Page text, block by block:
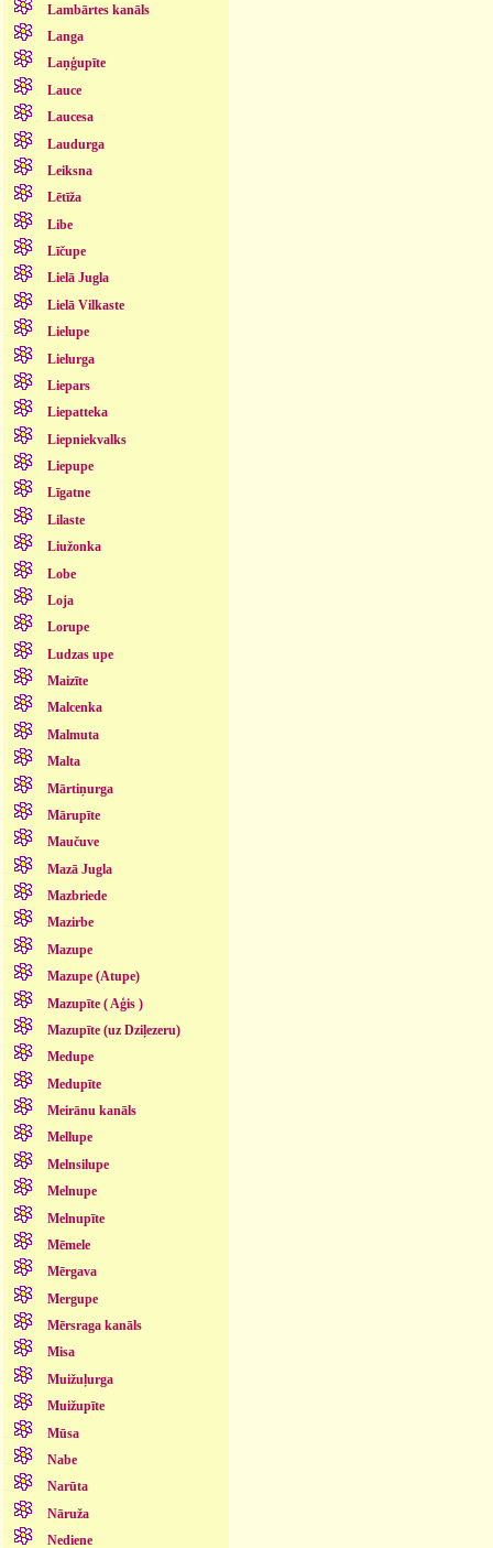
Lambārtes kanāls
Langa
Laņģupīte
Lauce
Laucesa
Laudurga
Leiksna
Lētīža
Libe
Līčupe
Lielā Jugla
Lielā Vilkaste
Lielupe
Lielurga
Liepars
Liepatteka
Liepniekvalks
Liepupe
Līgatne
Lilaste
Liužonka
Lobe
Loja
Lorupe
Ludzas upe
Maizīte
Malcenka
Malmuta
Malta
Mārtiņurga
Mārupīte
Maučuve
Mazā Jugla
Mazbriede
Mazirbe
Mazupe
Mazupe (Atupe)
Mazupīte ( Aģis )
Mazupīte (uz Dziļezeru)
Medupe
Medupīte
Meirānu kanāls
Mellupe
Melnsilupe
Melnupe
Melnupīte
Mēmele
Mērgava
Mergupe
Mērsraga kanāls
Misa
Muižuļurga
Muižupīte
Mūsa
Nabe
Narūta
Nāruža
Nediene